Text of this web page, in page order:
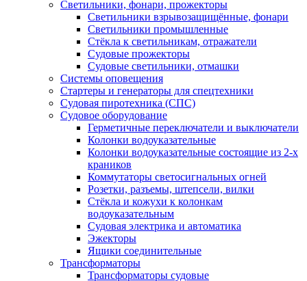
Светильники, фонари, прожекторы
Светильники взрывозащищённые, фонари
Светильники промышленные
Стёкла к светильникам, отражатели
Судовые прожекторы
Судовые светильники, отмашки
Системы оповещения
Стартеры и генераторы для спецтехники
Судовая пиротехника (СПС)
Судовое оборудование
Герметичные переключатели и выключатели
Колонки водоуказательные
Колонки водоуказательные состоящие из 2-х
краников
Коммутаторы светосигнальных огней
Розетки, разъемы, штепсели, вилки
Стёкла и кожухи к колонкам
водоуказательным
Судовая электрика и автоматика
Эжекторы
Ящики соединительные
Трансформаторы
Трансформаторы судовые